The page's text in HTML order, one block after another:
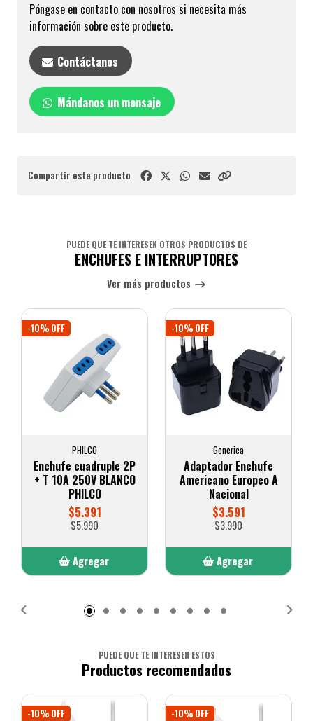
Póngase en contacto con nosotros si necesita más
información sobre este producto.
Contáctanos
Mándanos un mensaje
Compartir este producto
PUEDE QUE TE INTERESEN OTROS PRODUCTOS DE
ENCHUFES E INTERRUPTORES
Ver más productos
-10% OFF
PHILCO
Enchufe cuadruple 2P
+ T 10A 250V BLANCO
PHILCO
$5.391
$5.990
Agregar
-10% OFF
Generica
Adaptador Enchufe
Americano Europeo A
Nacional
$3.591
$3.990
Agregar
PUEDE QUE TE INTERESEN ESTOS
Productos recomendados
-10% OFF -10% OFF